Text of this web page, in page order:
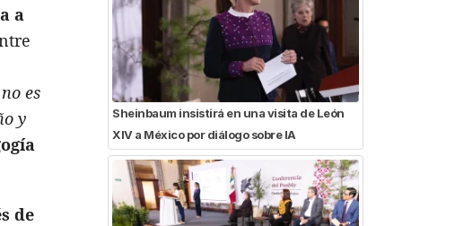
a
es
y
de
Sheinbaum insistirá en una visita de León
XIV a México por diálogo sobre IA